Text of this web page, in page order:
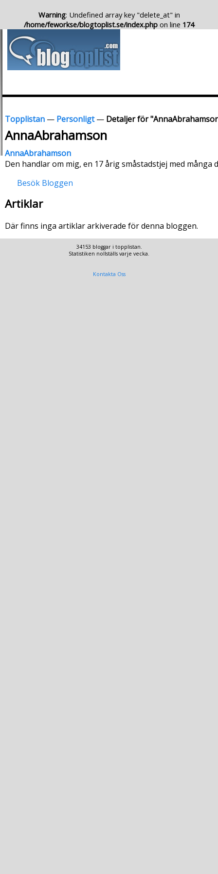
Warning: Undefined array key "delete_at" in
/home/feworkse/blogtoplist.se/index.php on line 174
Topplistan — Personligt— Detaljer för
AnnaAbrahamson
AnnaAbrahamson
Den handlar om mig, en 17 årig småstadstjej med många
Besök Bloggen
Artiklar
Där finns inga artiklar arkiverade för denna bloggen.
34153 bloggar i topplistan.
Statistiken nollställs varje vecka.
Kontakta Oss